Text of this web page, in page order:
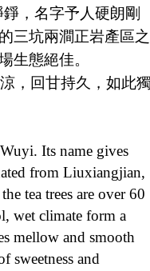
，名字予人硬朗剛
三坑兩澗正岩產區之
態絕佳。
，回甘持久，如此獨
Its name gives
from Liuxiangjian,
tea trees are over 60
wet climate form a
mellow and smooth
sweetness and